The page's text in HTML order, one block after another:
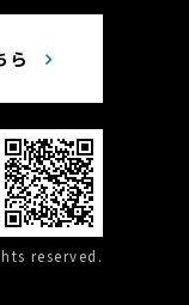
ら
reserved.